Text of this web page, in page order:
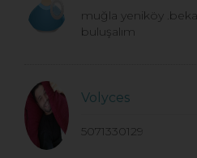
muğla yeniköy
buluşalım
Volyces
5071330129